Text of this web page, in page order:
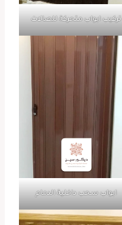
تركيب ابواب متحركة للصالات
ابواب سحب داخلية الدمام